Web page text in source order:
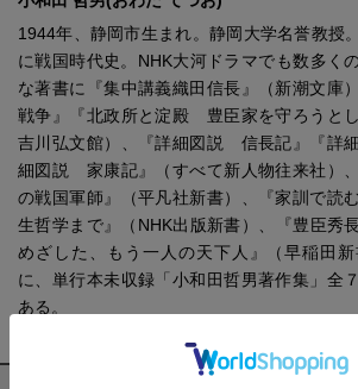
1944年、静岡市生まれ。静岡大学名誉教授
に戦国時代史。NHK大河ドラマでも数多く
な著書に『集中講義織田信長』（新潮文庫
戦争』『北政所と淀殿 豊臣家を守ろうと
吉川弘文館）、『詳細図説 信長記』『詳
細図説 家康記』（すべて新人物往来社）
の戦国軍師』（平凡社新書）、『家訓で読
生哲学まで』（NHK出版新書）、『豊臣
めざした、もう一人の天下人』（早稲田
に、単行本未収録「小和田哲男著作集」全
ある。